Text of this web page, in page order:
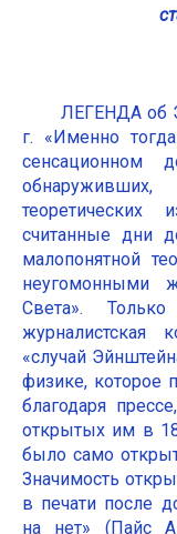
ЛЕГЕНДА об
г. «Именно
сенсационном
теоретических
считанные дни
малопонятной
неугомонными
Света».
журналистская
«случай
физике, которое
благодаря
открытых им в
было само
Значимость
в печати после
на нет» (Пайс А